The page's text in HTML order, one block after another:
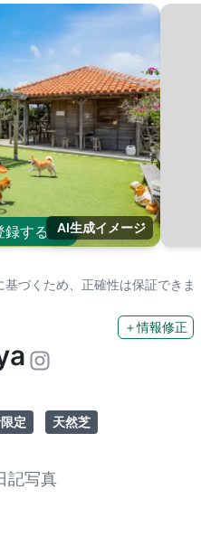
録する AI生成イメージ
づくため、正確性は保証できま
＋情報修正
定
天然芝
記写真